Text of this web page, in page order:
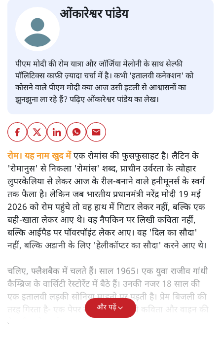
ओंकारेश्वर पांडेय
पीएम मोदी की रोम यात्रा और जॉर्जिया मेलोनी के साथ सेल्फी
पॉलिटिक्स काफ़ी ज़्यादा चर्चा में है। कभी 'इतालवी कनेक्शन' को
कोसने वाले पीएम मोदी क्या आज उसी इटली से आश्वासनों का
झुनझुना ला रहे हैं? पढ़िए ओंकारेश्वर पांडेय का लेख।
रोम। यह नाम खुद मेंएक रोमांस की फुसफुसाहट है। लैटिन के
'रोमानुस' से निकला 'रोमांस' शब्द, प्राचीन उर्वरता के त्योहार
लुपरकेलिया से लेकर आज के रील-बनाने वाले हनीमूनर्स के स्वर्ग
तक फैला है। लेकिन जब भारतीय प्रधानमंत्री नरेंद्र मोदी 19 मई
2026 को रोम पहुंचे तो वह हाथ में गिटार लेकर नहीं, बल्कि एक
बही-खाता लेकर आए थे। वह नैपकिन पर लिखी कविता नहीं,
बल्कि आईपैड पर पॉवरपॉइंट लेकर आए। वह 'दिल का सौदा'
नहीं, बल्कि अडानी के लिए 'हेलीकॉप्टर का सौदा' करने आए थे।
चलिए, फ्लैशबैक में चलते हैं। साल 1965। एक युवा राजीव गांधी
कैम्ब्रिज के वार्सिटी रेस्टोरेंट में बैठे हैं। उनकी नजर 18 साल की
एक इतालवी लड़की सोनिया माइनो पर पड़ती है। प्रेम बिजली की
तरह गिरता है- एक पेपर नैपकिन पर लिखी कविता और वाइन की
बेहतरीन बोतल के साथ।
और पढ़ें